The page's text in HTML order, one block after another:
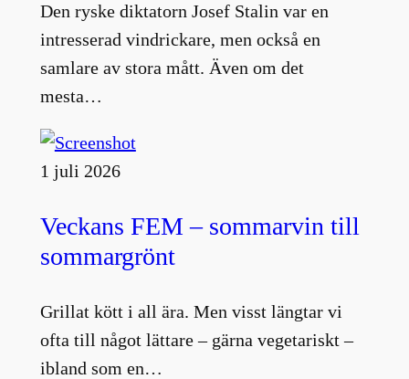
Den ryske diktatorn Josef Stalin var en
intresserad vindrickare, men också en
samlare av stora mått. Även om det
mesta…
1 juli 2026
Veckans FEM – sommarvin till
sommargrönt
Grillat kött i all ära. Men visst längtar vi
ofta till något lättare – gärna vegetariskt –
ibland som en…